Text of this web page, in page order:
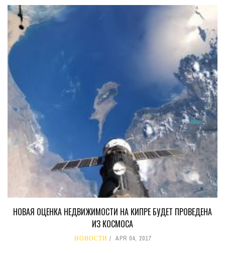
НОВАЯ ОЦЕНКА НЕДВИЖИМОСТИ НА КИПРЕ БУДЕТ ПРОВЕДЕНА
ИЗ КОСМОСА
НОВОСТИ APR 04, 2017